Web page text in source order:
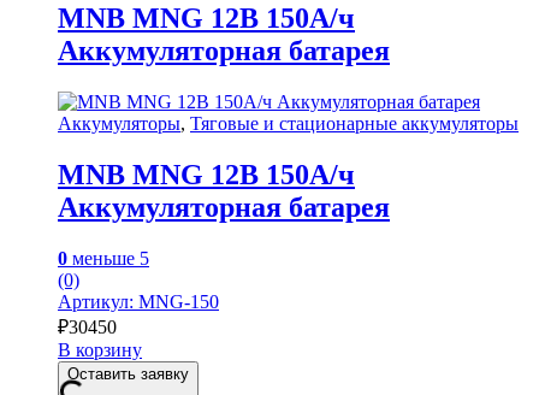
MNB MNG 12В 150А/ч
Аккумуляторная батарея
Аккумуляторы, Тяговые и стационарные аккумуляторы
MNB MNG 12В 150А/ч
Аккумуляторная батарея
0 меньше 5
(0)
Артикул: MNG-150
₽30450
В корзину
Оставить заявку